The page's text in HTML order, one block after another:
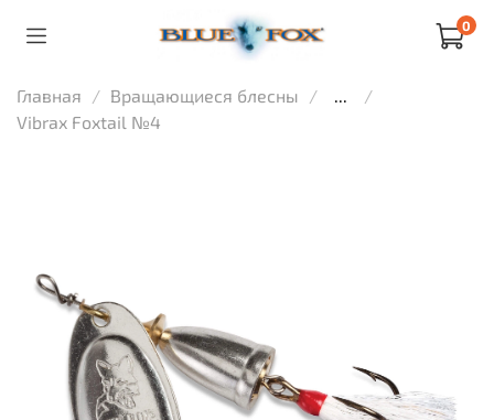
0
Главная Вращающиеся блесны
...
Vibrax Foxtail №4